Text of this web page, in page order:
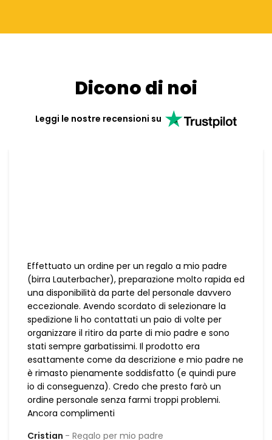
Dicono di noi
Leggi le nostre recensioni su
Effettuato un ordine per un regalo a mio padre
(birra Lauterbacher), preparazione molto rapida ed
una disponibilità da parte del personale davvero
eccezionale. Avendo scordato di selezionare la
spedizione li ho contattati un paio di volte per
organizzare il ritiro da parte di mio padre e sono
stati sempre garbatissimi. Il prodotto era
esattamente come da descrizione e mio padre ne
è rimasto pienamente soddisfatto (e quindi pure
io di conseguenza). Credo che presto farò un
ordine personale senza farmi troppi problemi.
Ancora complimenti
Cristian
Regalo per mio padre